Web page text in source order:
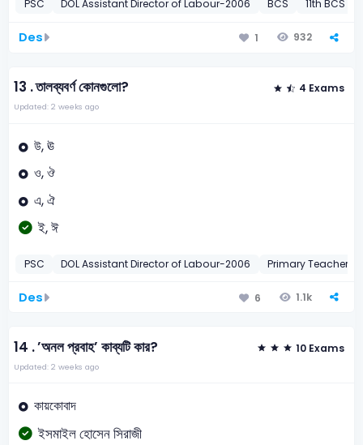
PSC DOL Assistant Director of Labour-2006 BCS 11th BCS
Des 1 932
13 .তালব্যবর্ণ কোনগুলো? 4 Exams
Updated: 2 weeks ago
উ, ঊ
ও, ঔ
এ, ঐ
ই, ঈ
PSC DOL Assistant Director of Labour-2006 Primary Teacher
Des 6 1.1k
14 .’অনল প্রবাহ’ কাব্যটি কার? 10 Exams
Updated: 2 weeks ago
কায়কোবাদ
ইসমাইল হোসেন সিরাজী